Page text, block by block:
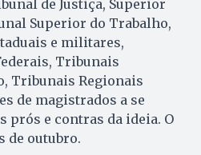
de Justiça, Superior
Superior do Trabalho,
e militares,
Tribunais
Tribunais Regionais
de magistrados a se
prós e contras da ideia. O
de outubro.